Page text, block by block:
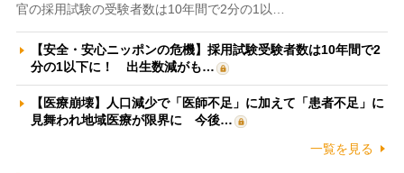
官の採用試験の受験者数は10年間で2分の1以…
【安全・安心ニッポンの危機】採用試験受験者数は10年間で2
分の1以下に！ 出生数減がも…
【医療崩壊】人口減少で「医師不足」に加えて「患者不足」に
見舞われ地域医療が限界に 今後…
一覧を見る